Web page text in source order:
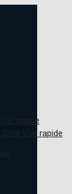
Vue rapide
Vue rapide